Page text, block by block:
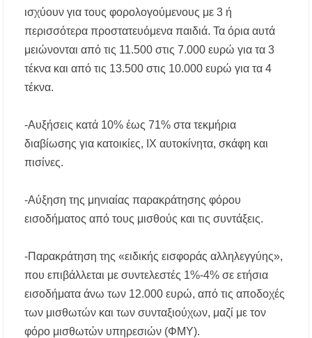
ισχύουν για τους φορολογούμενους με 3 ή
περισσότερα προστατευόμενα παιδιά. Τα όρια αυτά
μειώνονται από τις 11.500 στις 7.000 ευρώ για τα 3
τέκνα και από τις 13.500 στις 10.000 ευρώ για τα 4
τέκνα.
-Αυξήσεις κατά 10% έως 71% στα τεκμήρια
διαβίωσης για κατοικίες, ΙΧ αυτοκίνητα, σκάφη και
πισίνες.
-Αύξηση της μηνιαίας παρακράτησης φόρου
εισοδήματος από τους μισθούς και τις συντάξεις.
-Παρακράτηση της «ειδικής εισφοράς αλληλεγγύης»,
που επιβάλλεται με συντελεστές 1%-4% σε ετήσια
εισοδήματα άνω των 12.000 ευρώ, από τις αποδοχές
των μισθωτών και των συνταξιούχων, μαζί με τον
φόρο μισθωτών υπηρεσιών (ΦΜΥ).